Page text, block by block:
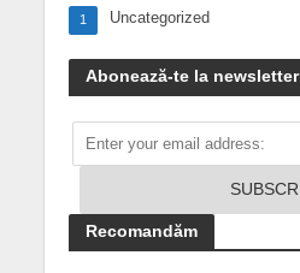
Uncategorized
1
Abonează-te la newsletter
Recomandăm